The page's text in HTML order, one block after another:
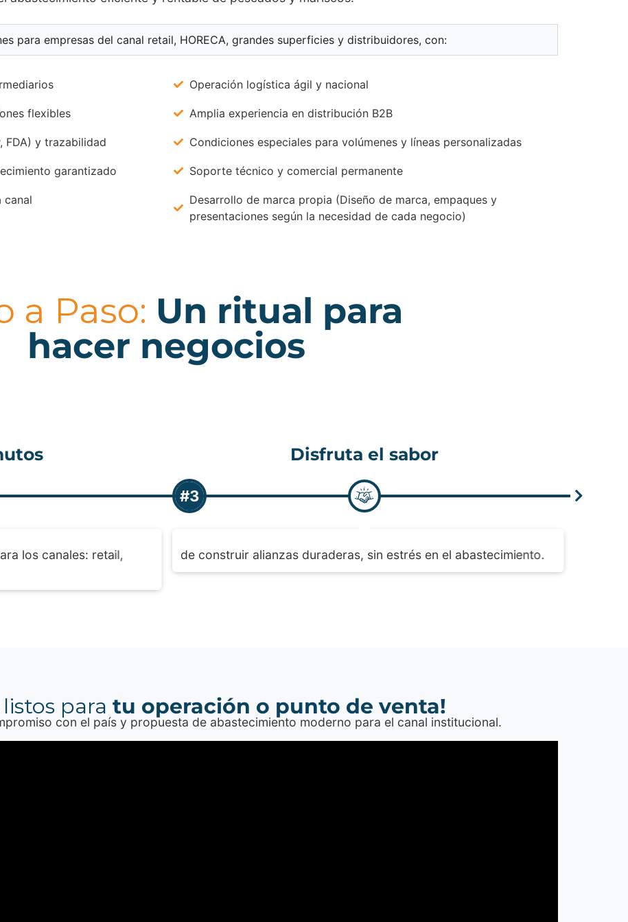
para empresas del canal retail, HORECA, grandes superficies y distribuidores, con:
flexibles
FDA) y trazabilidad
garantizado
canal
Operación logística ágil y nacional
Amplia experiencia en distribución B2B
Condiciones especiales para volúmenes y líneas personalizadas
Soporte técnico y comercial permanente
Desarrollo de marca propia (Diseño de marca, empaques y
presentaciones según la necesidad de cada negocio)
a Paso: Un ritual para
hacer negocios
en el abastecimiento.
#4
Hazclic aquí
y conversemos. Estamos listos para ayudarte a crecer.
con el país y propuesta de abastecimiento moderno para el canal institucional.